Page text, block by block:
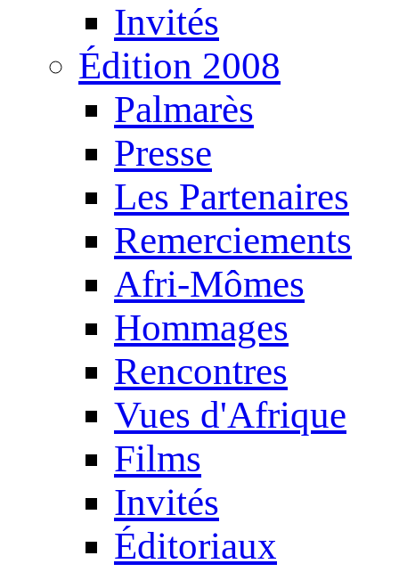
Invités
Édition 2008
Palmarès
Presse
Les Partenaires
Remerciements
Afri-Mômes
Hommages
Rencontres
Vues d'Afrique
Films
Invités
Éditoriaux